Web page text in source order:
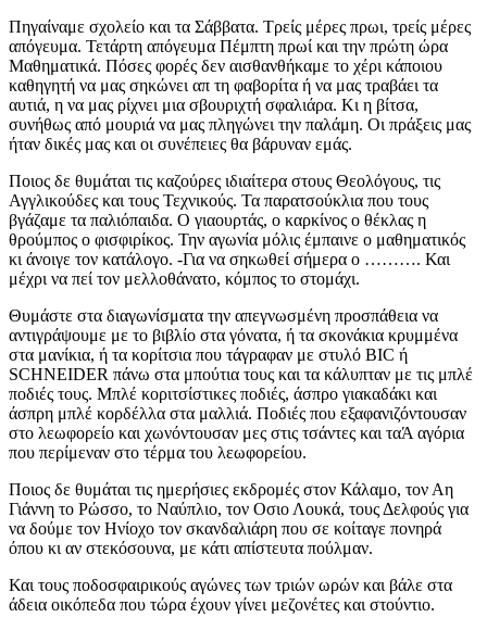
Πηγαίναμε σχολείο και τα Σάββατα. Τρείς μέρες πρωι, τρείς μέρες
απόγευμα. Τετάρτη απόγευμα Πέμπτη πρωί και την πρώτη ώρα
Μαθηματικά. Πόσες φορές δεν αισθανθήκαμε το χέρι κάποιου
καθηγητή να μας σηκώνει απ τη φαβορίτα ή να μας τραβάει τα
αυτιά, η να μας ρίχνει μια σβουριχτή σφαλιάρα. Κι η βίτσα,
συνήθως από μουριά να μας πληγώνει την παλάμη. Οι πράξεις μας
ήταν δικές μας και οι συνέπειες θα βάρυναν εμάς.
Ποιος δε θυμάται τις καζούρες ιδιαίτερα στους Θεολόγους, τις
Αγγλικούδες και τους Τεχνικούς. Τα παρατσούκλια που τους
βγάζαμε τα παλιόπαιδα. Ο γιαουρτάς, ο καρκίνος ο θέκλας η
θρούμπος ο φισφιρίκος. Την αγωνία μόλις έμπαινε ο μαθηματικός
κι άνοιγε τον κατάλογο. -Για να σηκωθεί σήμερα ο ………. Και
μέχρι να πεί τον μελλοθάνατο, κόμπος το στομάχι.
Θυμάστε στα διαγωνίσματα την απεγνωσμένη προσπάθεια να
αντιγράψουμε με το βιβλίο στα γόνατα, ή τα σκονάκια κρυμμένα
στα μανίκια, ή τα κορίτσια που τάγραφαν με στυλό BIC ή
SCHNEIDER πάνω στα μπούτια τους και τα κάλυπταν με τις μπλέ
ποδιές τους. Μπλέ κοριτσίστικες ποδιές, άσπρο γιακαδάκι και
άσπρη μπλέ κορδέλλα στα μαλλιά. Ποδιές που εξαφανιζόντουσαν
στο λεωφορείο και χωνόντουσαν μες στις τσάντες και ταΆ αγόρια
που περίμεναν στο τέρμα του λεωφορείου.
Ποιος δε θυμάται τις ημερήσιες εκδρομές στον Κάλαμο, τον Αη
Γιάννη το Ρώσσο, το Ναύπλιο, τον Οσιο Λουκά, τους Δελφούς για
να δούμε τον Ηνίοχο τον σκανδαλιάρη που σε κοίταγε πονηρά
όπου κι αν στεκόσουνα, με κάτι απίστευτα πούλμαν.
Και τους ποδοσφαιρικούς αγώνες των τριών ωρών και βάλε στα
άδεια οικόπεδα που τώρα έχουν γίνει μεζονέτες και στούντιο.